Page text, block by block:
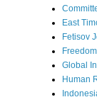
East
Fetisov
Global
Human